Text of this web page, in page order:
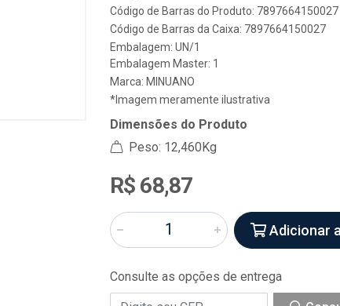
Código de Barras do Produto: 7897664150027
Código de Barras da Caixa: 7897664150027
Embalagem: UN/1
Embalagem Master: 1
Marca: MINUANO
*Imagem meramente ilustrativa
Dimensões do Produto
Peso: 12,460Kg
R$ 68,87
Adicionar
Consulte as opções de entrega